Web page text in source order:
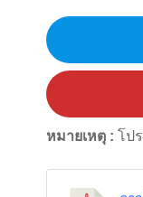
หมายเหตุ : โป